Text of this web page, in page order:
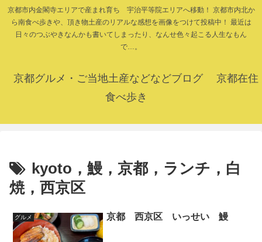
京都市内金閣寺エリアで産まれ育ち 宇治平等院エリアへ移動！ 京都市内北か
ら南食べ歩きや、頂き物土産のリアルな感想を画像をつけて投稿中！ 最近は
日々のつぶやきなんかも書いてしまったり、なんせ色々起こる人生なもん
で…。
京都グルメ・ご当地土産などなどブログ 京都在住
食べ歩き
kyoto，鰻，京都，ランチ，白
焼，西京区
グルメ 京都 西京区 いっせい 鰻